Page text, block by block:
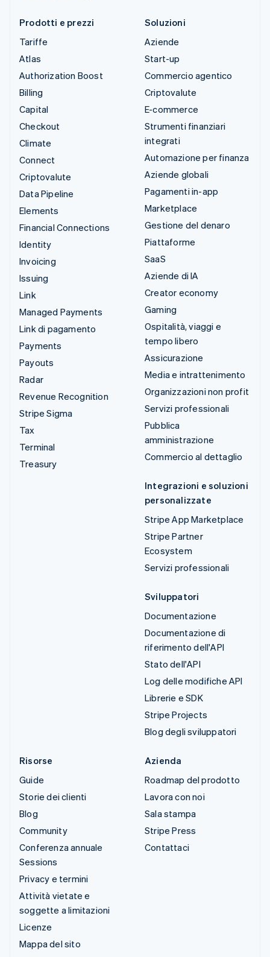
Prodotti e prezzi
Tariffe
Atlas
Authorization Boost
Billing
Capital
Checkout
Climate
Connect
Criptovalute
Data Pipeline
Elements
Financial Connections
Identity
Invoicing
Issuing
Link
Managed Payments
Link di pagamento
Payments
Payouts
Radar
Revenue Recognition
Stripe Sigma
Tax
Terminal
Treasury
Soluzioni
Aziende
Start-up
Commercio agentico
Criptovalute
E-commerce
Strumenti finanziari
integrati
Automazione per finanza
Aziende globali
Pagamenti in-app
Marketplace
Gestione del denaro
Piattaforme
SaaS
Aziende di IA
Creator economy
Gaming
Ospitalità, viaggi e
tempo libero
Assicurazione
Media e intrattenimento
Organizzazioni non profit
Servizi professionali
Pubblica
amministrazione
Commercio al dettaglio
Integrazioni e soluzioni
personalizzate
Stripe App Marketplace
Stripe Partner
Ecosystem
Servizi professionali
Sviluppatori
Documentazione
Documentazione di
riferimento dell'API
Stato dell'API
Log delle modifiche API
Librerie e SDK
Stripe Projects
Blog degli sviluppatori
Risorse
Guide
Storie dei clienti
Blog
Community
Conferenza annuale
Sessions
Privacy e termini
Attività vietate e
soggette a limitazioni
Licenze
Mappa del sito
Azienda
Roadmap del prodotto
Lavora con noi
Sala stampa
Stripe Press
Contattaci